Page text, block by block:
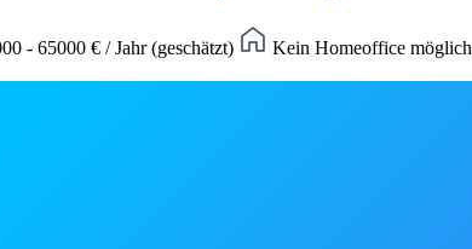
- 65000 € / Jahr (geschätzt)
Kein Homeoffice möglich